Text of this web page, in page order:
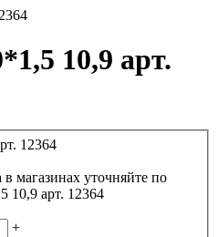
10,9 арт.
магазинах уточняйте по
10,9 арт. 12364
+